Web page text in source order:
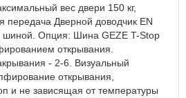
вес двери 150 кг,
передача Дверной доводчик EN
шиной. Опция: Шина GEZE T-Stop
открывания.
- 2-6. Визуальный
открывания,
и не зависящая от температуры